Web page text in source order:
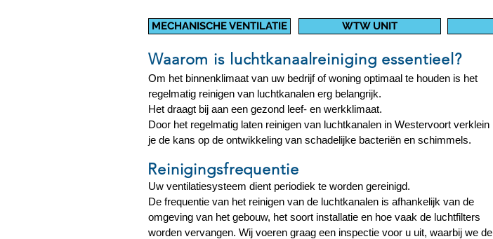
MECHANISCHE VENTILATIE WTW UNIT
Om het binnenklimaat van uw bedrijf of woning optimaal te houden is het
regelmatig reinigen van luchtkanalen erg belangrijk.
Het draagt bij aan een gezond leef- en werkklimaat.
Door het regelmatig laten reinigen van luchtkanalen in Westervoort verklein
je de kans op de ontwikkeling van schadelijke bacteriën en schimmels.
Uw ventilatiesysteem dient periodiek te worden gereinigd.
De frequentie van het reinigen van de luchtkanalen is afhankelijk van de
omgeving van het gebouw, het soort installatie en hoe vaak de luchtfilters
worden vervangen. Wij voeren graag een inspectie voor u uit, waarbij we de
Waarom is luchtkanaalreiniging essentieel?
Reinigingsfrequentie